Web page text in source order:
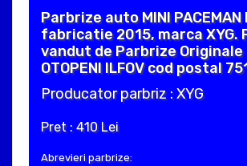
Parbrize auto MINI PACEMAN
fabricatie 2015, marca XYG.
vandut de Parbrize Originale
OTOPENI ILFOV cod postal
Producator parbriz : XYG
Pret : 410 Lei
Abrevieri parbrize: